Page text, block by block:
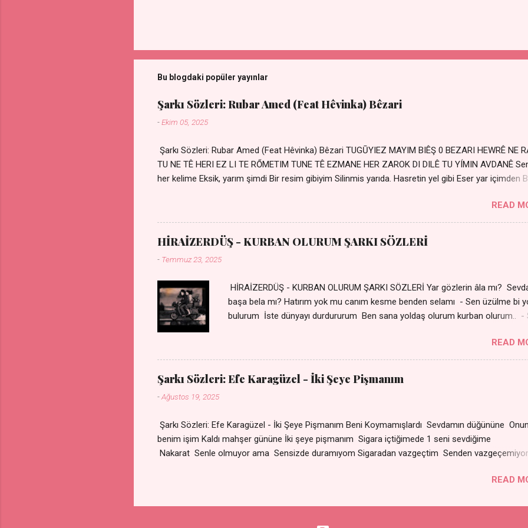
Bu blogdaki popüler yayınlar
Şarkı Sözleri: Rubar Amed (Feat Hêvinka) Bêzari
-Ekim 05, 2025
Şarkı Sözleri: Rubar Amed (Feat Hêvinka) Bêzari TUGŪYIEZ MAYIM BIÊŞ 0 BEZARI HEWRÊ NE
TU NE TÊ HERI EZ LI TE RŐMETIM TUNE TÊ EZMANE HER ZAROK DI DILÊ TU YÍMIN AVDANÊ
her kelime Eksik, yarım şimdi Bir resim gibiyim Silinmis yarıda. Hasretin yel gibi Eser yar içimden
durmuyor Tu yi bihare min Ez ji payizim Li dile şevên min Teng e nefes im Adını sayıklar
Uykusuz geceler Sensiz her sabahım Sessiz ve kederli
READ
HİRAİZERDÜŞ - KURBAN OLURUM ŞARKI SÖZLERİ
- Temmuz 23, 2025
HİRAİZERDÜŞ - KURBAN OLURUM ŞARKI SÖZLERİ Yar gözlerin âla mı?
başa bela mı? Hatırım yok mu canım kesme benden selamı - Sen üzülme bi
bulurum İste dünyayı durdururum Ben sana yoldaş olurum kurban olurum.. -
olurum Can canım cananım Yar gözlerin kara mı? Şu cefalar reva mı?
sevdiğin almış Sen de bana varman mı? - Sen üzülme bi yol bulurum İste
durdururum Ben sana yoldaş olurum kurban olurum.. - Sen gülümse bi yol
bulurum Yaslanırsan dağ olurum Ben sana sevda olurum kurban olurum Can
READ
Şarkı Sözleri: Efe Karagüzel - İki Şeye Pişmanım
-Ağustos 19, 2025
Şarkı Sözleri: Efe Karagüzel - İki Şeye Pişmanım Beni Koymamışlardı Sevdamın düğününe
benim işim Kaldı mahşer gününe İki şeye pişmanım Sigara içtiğimede 1 seni
Nakarat Senle olmuyor ama Sensizde duramıyom Sigaradan vazgeçtim Senden
Yok ki dini imanı Nakarat Senle olmuyor ama Sensizde duramıyom Sigaradan
READ